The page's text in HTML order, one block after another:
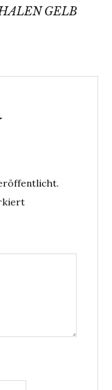
GELB